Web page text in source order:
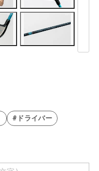
#ドライバー